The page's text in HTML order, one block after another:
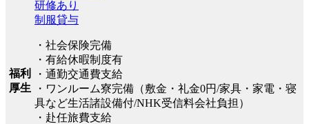
福利
厚生
研修あり
制服貸与
・社会保険完備
・有給休暇制度有
・通勤交通費支給
・ワンルーム寮完備（敷金・礼金0円/家具・家電・寝
具など生活諸設備付/NHK受信料会社負担）
・赴任旅費支給